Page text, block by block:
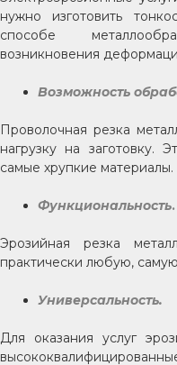
нужно изготовить
способе
возникновения
Возможность
Проволочная резка
нагрузку на заготовку.
самые хрупкие материалы.
Функциональность.
Эрозийная резка
практически любую,
Универсальность.
Для оказания услуг